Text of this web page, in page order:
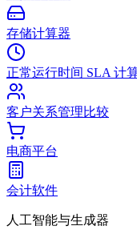
存储计算器
正常运行时间 SLA 计
客户关系管理比较
电商平台
会计软件
人工智能与生成器